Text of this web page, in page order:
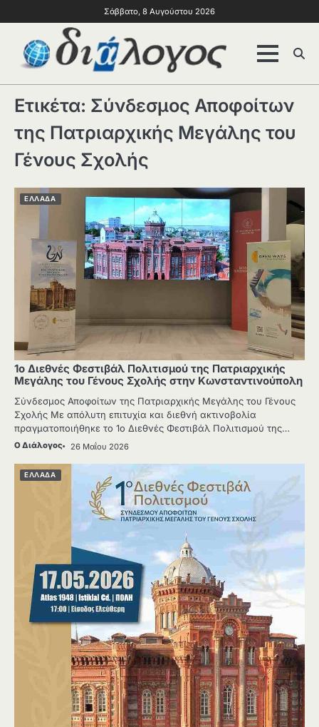
Σάββατο, 8 Αυγούστου 2026
Ετικέτα: Σύνδεσμος Αποφοίτων
της Πατριαρχικής Μεγάλης του
Γένους Σχολής
ΕΛΛΑΔΑ
1ο Διεθνές Φεστιβάλ Πολιτισμού της Πατριαρχικής
Μεγάλης του Γένους Σχολής στην Κωνσταντινούπολη
Σύνδεσμος Αποφοίτων της Πατριαρχικής Μεγάλης του Γένους
Σχολής Με απόλυτη επιτυχία και διεθνή ακτινοβολία
πραγματοποιήθηκε το 1ο Διεθνές Φεστιβάλ Πολιτισμού της…
Ο Διάλογος 26 Μαΐου 2026
ΕΛΛΑΔΑ